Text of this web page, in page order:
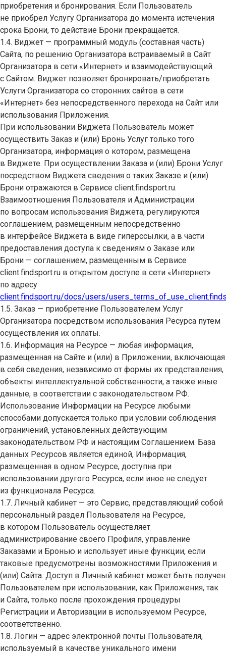
приобретения и бронирования. Если Пользователь
не приобрел Услугу Организатора до момента истечения
срока Брони, то действие Брони прекращается.
1.4. Виджет — программный модуль (составная часть)
Сайта, по решению Организатора встраиваемый в Сайт
Организатора в сети «Интернет» и взаимодействующий
с Сайтом. Виджет позволяет бронировать/приобретать
Услуги Организатора со сторонних сайтов в сети
«Интернет» без непосредственного перехода на Сайт или
использования Приложения.
При использовании Виджета Пользователь может
осуществить Заказ и (или) Бронь Услуг только того
Организатора, информация о котором, размещена
в Виджете. При осуществлении Заказа и (или) Брони Услуг
посредством Виджета сведения о таких Заказе и (или)
Брони отражаются в Сервисе client.findsport.ru.
Взаимоотношения Пользователя и Администрации
по вопросам использования Виджета, регулируются
соглашением, размещенным непосредственно
в интерфейсе Виджета в виде гиперссылки, а в части
предоставления доступа к сведениям о Заказе или
Брони — соглашением, размещенным в Сервисе
client.findsport.ru в открытом доступе в сети «Интернет»
по адресу
client.findsport.ru/docs/users/
1.5. Заказ — приобретение Пользователем Услуг
Организатора посредством использования Ресурса путем
осуществления их оплаты.
1.6. Информация на Ресурсе — любая информация,
размещенная на Сайте и (или) в Приложении, включающая
в себя сведения, независимо от формы их представления,
объекты интеллектуальной собственности, а также иные
данные, в соответствии с законодательством РФ.
Использование Информации на Ресурсе любыми
способами допускается только при условии соблюдения
ограничений, установленных действующим
законодательством РФ и настоящим Соглашением. База
данных Ресурсов является единой, Информация,
размещенная в одном Ресурсе, доступна при
использовании другого Ресурса, если иное не следует
из функционала Ресурса.
1.7. Личный кабинет — это Сервис, представляющий собой
персональный раздел Пользователя на Ресурсе,
в котором Пользователь осуществляет
администрирование своего Профиля, управление
Заказами и Бронью и использует иные функции, если
таковые предусмотрены возможностями Приложения и
(или) Сайта. Доступ в Личный кабинет может быть получен
Пользователем при использовании, как Приложения, так
и Сайта, только после прохождения процедуры
Регистрации и Авторизации в используемом Ресурсе,
соответственно.
1.8. Логин — адрес электронной почты Пользователя,
используемый в качестве уникального имени